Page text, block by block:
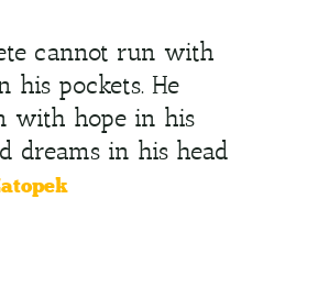
cannot run with
his pockets. He
with hope in his
dreams in his head